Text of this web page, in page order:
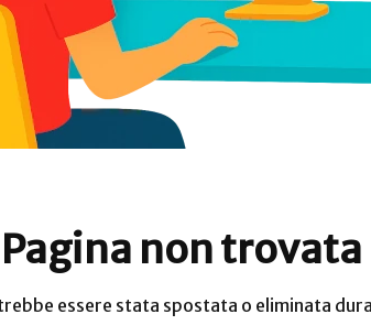
non trovata
essere stata spostata o eliminata